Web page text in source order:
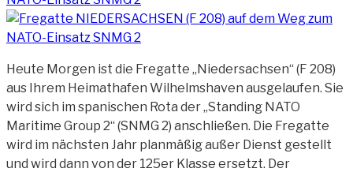
Heute Morgen ist die Fregatte „Niedersachsen“ (F 208)
aus Ihrem Heimathafen Wilhelmshaven ausgelaufen. Sie
wird sich im spanischen Rota der „Standing NATO
Maritime Group 2“ (SNMG 2) anschließen. Die Fregatte
wird im nächsten Jahr planmäßig außer Dienst gestellt
und wird dann von der 125er Klasse ersetzt. Der